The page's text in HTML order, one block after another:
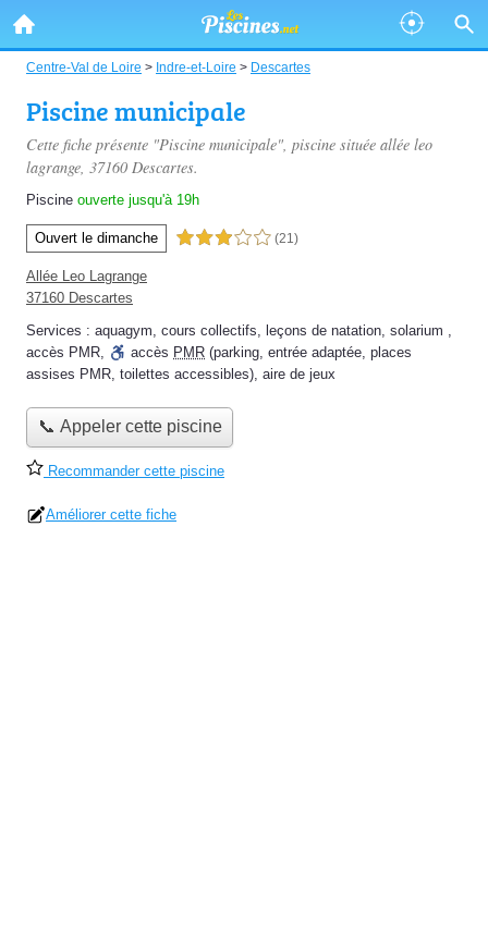
Centre-Val de Loire > Indre-et-Loire > Descartes
Piscine municipale
Cette fiche présente "Piscine municipale", piscine située allée leo
lagrange, 37160 Descartes.
Piscine ouverte jusqu'à 19h
Ouvert le dimanche 3,0 étoiles sur 5 (21)
Allée Leo Lagrange
37160 Descartes
Services : aquagym, cours collectifs, leçons de natation, solarium ,
accès PMR, accès PMR (parking, entrée adaptée, places
assises PMR, toilettes accessibles), aire de jeux
📞 Appeler cette piscine
Recommander cette piscine
Améliorer cette fiche